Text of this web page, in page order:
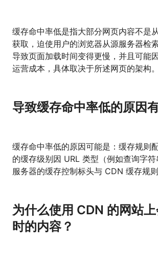
缓存命中率低是指大部分网页内容不是
获取，迫使用户的浏览器从源服务器检
导致页面加载时间变得更慢，并且可能
运营成本，具体取决于所述网页的架构。
导致缓存命中率低的原因
缓存命中率低的原因可能是：缓存规则
的缓存级别因 URL 类型（例如查询字
服务器的缓存控制标头与 CDN 缓存规则
为什么使用 CDN 的网站
时的内容？